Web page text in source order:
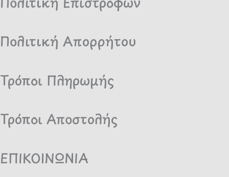
Πολιτική Απορρήτου
Τρόποι Πληρωμής
Τρόποι Αποστολής
ΕΠΙΚΟΙΝΩΝΙΑ